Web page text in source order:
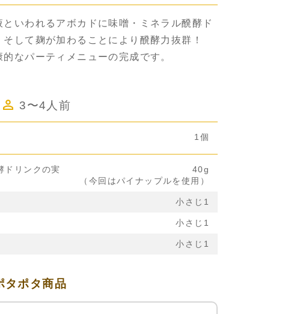
といわれるアボカドに味噌・ミネラル醗酵ド
そして麹が加わることにより醗酵力抜群！
なパーティメニューの完成です。
3〜4人前
1個
ドリンクの実
40g
（今回はパイナップルを使用）
小さじ1
小さじ1
小さじ1
タポタ商品